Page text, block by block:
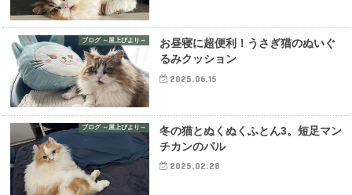
ブログ ～屋上びより～
お昼寝に超便利！うさぎ猫のぬいぐ
るみクッション
2025.06.15
ブログ ～屋上びより～
冬の猫とぬくぬくふとん3。短足マン
チカンのパル
2025.02.28